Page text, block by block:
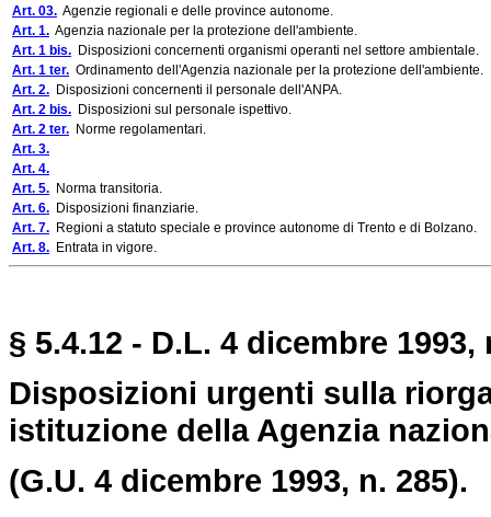
Art. 03. Agenzie regionali e delle province autonome.
Art. 1. Agenzia nazionale per la protezione dell'ambiente.
Art. 1 bis. Disposizioni concernenti organismi operanti nel settore ambientale.
Art. 1 ter. Ordinamento dell'Agenzia nazionale per la protezione dell'ambiente.
Art. 2. Disposizioni concernenti il personale dell'ANPA.
Art. 2 bis. Disposizioni sul personale ispettivo.
Art. 2 ter. Norme regolamentari.
Art. 3.
Art. 4.
Art. 5. Norma transitoria.
Art. 6. Disposizioni finanziarie.
Art. 7. Regioni a statuto speciale e province autonome di Trento e di Bolzano.
Art. 8. Entrata in vigore.
§ 5.4.12 - D.L. 4 dicembre 1993,
Disposizioni urgenti sulla
istituzione della Agenzia
(G.U. 4 dicembre 1993, n. 285).